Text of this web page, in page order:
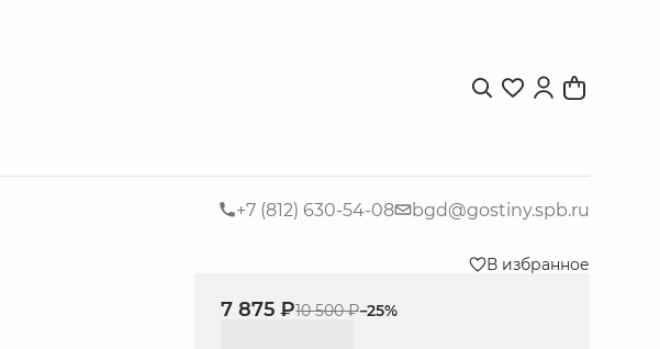
+7 (812) 630-54-08 bgd@gostiny.spb.ru
В избранное
7 875 ₽10 500 ₽−25%